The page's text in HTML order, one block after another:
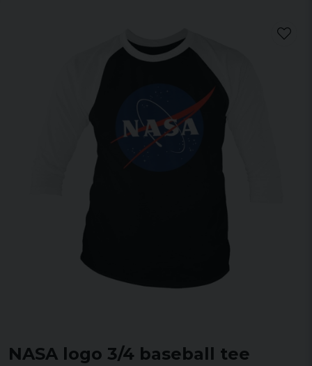
NASA logo 3/4 baseball tee